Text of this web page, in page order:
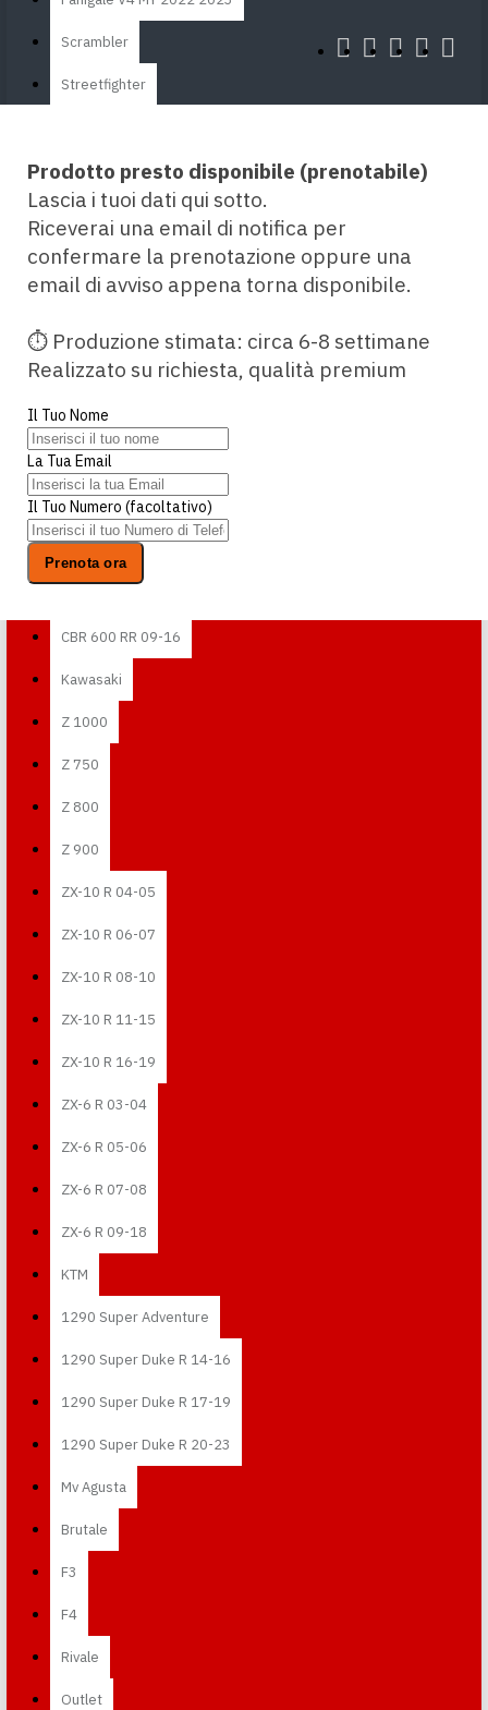
Scrambler
Streetfighter
Honda
CB 1000 R 08-17
CB 1000 R 18-19
CBR 1000 RR 04-05
CBR 1000 RR 06-07
CBR 1000 RR 08-16
CBR 1000 RR 17-19
CBR 1000 RR 20-22
CBR 600 RR 03-04
CBR 600 RR 05-06
CBR 600 RR 09-16
Kawasaki
Z 1000
Z 750
Z 800
Z 900
ZX-10 R 04-05
ZX-10 R 06-07
ZX-10 R 08-10
ZX-10 R 11-15
ZX-10 R 16-19
ZX-6 R 03-04
ZX-6 R 05-06
ZX-6 R 07-08
ZX-6 R 09-18
KTM
1290 Super Adventure
1290 Super Duke R 14-16
1290 Super Duke R 17-19
1290 Super Duke R 20-23
Mv Agusta
Brutale
F3
F4
Rivale
Outlet
Prodotto presto disponibile (prenotabile)
Lascia i tuoi dati qui sotto.
Riceverai una email di notifica per
confermare la prenotazione oppure una
email di avviso appena torna disponibile.
⏱ Produzione stimata: circa 6-8 settimane
Realizzato su richiesta, qualità premium
Il Tuo Nome
La Tua Email
Il Tuo Numero (facoltativo)
Prenota ora